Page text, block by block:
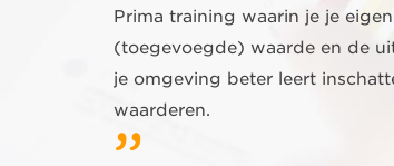
Prima training waarin je je eigen
(toegevoegde) waarde en de
je omgeving beter leert
waarderen.